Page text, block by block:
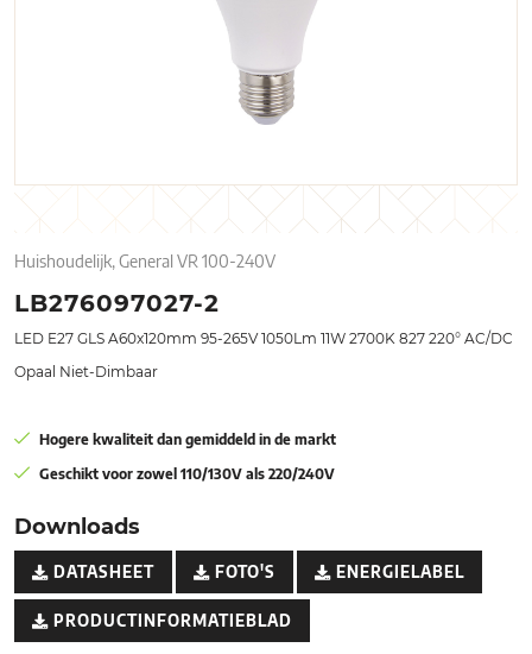
Huishoudelijk, General VR 100-240V
LB276097027-2
LED E27 GLS A60x120mm 95-265V 1050Lm 11W 2700K 827 220° AC/DC
Opaal Niet-Dimbaar
Hogere kwaliteit dan gemiddeld in de markt
Geschikt voor zowel 110/130V als 220/240V
Downloads
DATASHEET FOTO'S ENERGIELABEL
PRODUCTINFORMATIEBLAD